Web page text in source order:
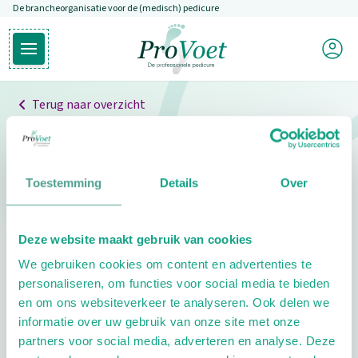
Toestemming Details Over
Deze website maakt gebruik van cookies
We gebruiken cookies om content en advertenties te
personaliseren, om functies voor social media te bieden
en om ons websiteverkeer te analyseren. Ook delen we
informatie over uw gebruik van onze site met onze
partners voor social media, adverteren en analyse. Deze
Overslaan en naar de inhoud gaan
De brancheorganisatie voor de (medisch) pedicure
Open hoofdmenu
Ga naar de homepagina
Mijn
Terug naar overzicht
Professionals
Pedicure niet gevonden
pedicure.